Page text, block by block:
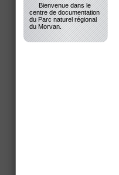
Bienvenue dans le
centre de documentation
du Parc naturel régional
du Morvan.